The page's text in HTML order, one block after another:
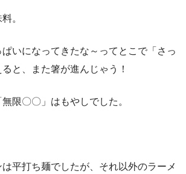
。
いになってきたな～ってとこで「さっ
と、また箸が進んじゃう！
限〇〇」はもやしでした。
平打ち麺でしたが、それ以外のラーメ